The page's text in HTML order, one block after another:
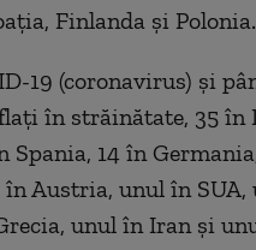
Finlanda și Polonia.
19 (coronavirus) și
în străinătate, 35 în
14 în
Austria, unul în
unul în Iran și